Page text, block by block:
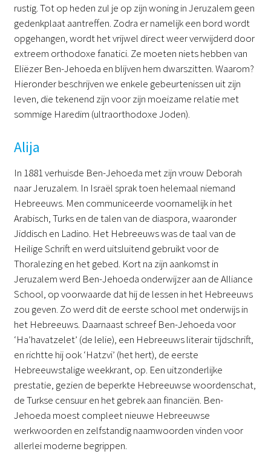
rustig. Tot op heden zul je op zijn woning in Jeruzalem geen
gedenkplaat aantreffen. Zodra er namelijk een bord wordt
opgehangen, wordt het vrijwel direct weer verwijderd door
extreem orthodoxe fanatici. Ze moeten niets hebben van
Eliëzer Ben-Jehoeda en blijven hem dwarszitten. Waarom?
Hieronder beschrijven we enkele gebeurtenissen uit zijn
leven, die tekenend zijn voor zijn moeizame relatie met
sommige Haredim (ultraorthodoxe Joden).
Alija
In 1881 verhuisde Ben-Jehoeda met zijn vrouw Deborah
naar Jeruzalem. In Israël sprak toen helemaal niemand
Hebreeuws. Men communiceerde voornamelijk in het
Arabisch, Turks en de talen van de diaspora, waaronder
Jiddisch en Ladino. Het Hebreeuws was de taal van de
Heilige Schrift en werd uitsluitend gebruikt voor de
Thoralezing en het gebed. Kort na zijn aankomst in
Jeruzalem werd Ben-Jehoeda onderwijzer aan de Alliance
School, op voorwaarde dat hij de lessen in het Hebreeuws
zou geven. Zo werd dit de eerste school met onderwijs in
het Hebreeuws. Daarnaast schreef Ben-Jehoeda voor
‘Ha’havatzelet’ (de lelie), een Hebreeuws literair tijdschrift,
en richtte hij ook ‘Hatzvi’ (het hert), de eerste
Hebreeuwstalige weekkrant, op. Een uitzonderlijke
prestatie, gezien de beperkte Hebreeuwse woordenschat,
de Turkse censuur en het gebrek aan financiën. Ben-
Jehoeda moest compleet nieuwe Hebreeuwse
werkwoorden en zelfstandig naamwoorden vinden voor
allerlei moderne begrippen.